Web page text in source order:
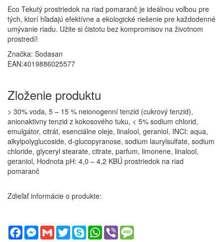
Eco Tekutý prostriedok na riad pomaranč je ideálnou voľbou pre
tých, ktorí hľadajú efektívne a ekologické riešenie pre každodenné
umývanie riadu. Užite si čistotu bez kompromisov na životnom
prostredí!
Značka: Sodasan
EAN:4019886025577
Zloženie produktu
> 30% voda, 5 – 15 % neionogenní tenzid (cukrový tenzid),
anionaktivny tenzid z kokosového tuku, < 5% sodium chlorid,
emulgátor, citrát, esenciálne oleje, linalool, geraniol. INCI: aqua,
alkylpolyglucoside, d-glucopyranose, sodium laurylsulfate, sodium
chloride, glyceryl stearate, citrate, parfum, limonene, linalool,
geraniol, Hodnota pH: 4,0 – 4,2 KBÚ prostriedok na riad
pomaranč
Zdieľať informácie o produkte:
FacebookMessenger
GmailTwitterSkypeWhatsApp
Viber